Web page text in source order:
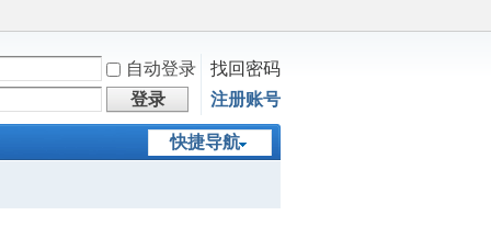
自动登录
找回密码
登录 注册账号
快捷导航